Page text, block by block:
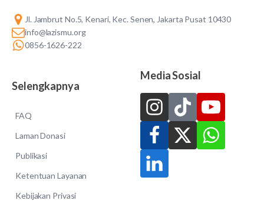
Jl. Jambrut No.5, Kenari, Kec. Senen, Jakarta Pusat 10430
info@lazismu.org
0856-1626-222
Selengkapnya
FAQ
Laman Donasi
Publikasi
Ketentuan Layanan
Kebijakan Privasi
Media Sosial